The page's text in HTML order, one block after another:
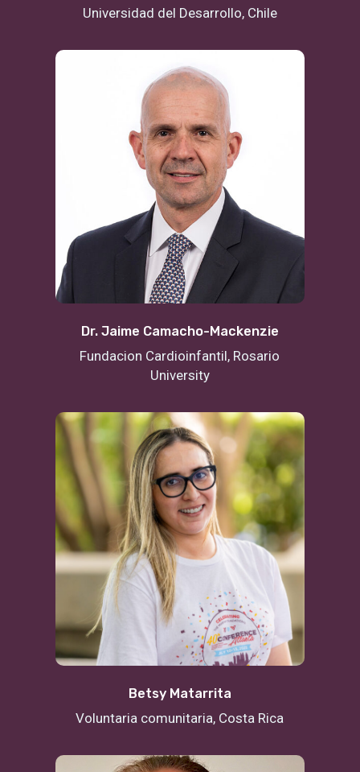
Universidad del Desarrollo, Chile
Dr. Jaime Camacho-Mackenzie
Fundacion Cardioinfantil, Rosario
University
Betsy Matarrita
Voluntaria comunitaria, Costa Rica